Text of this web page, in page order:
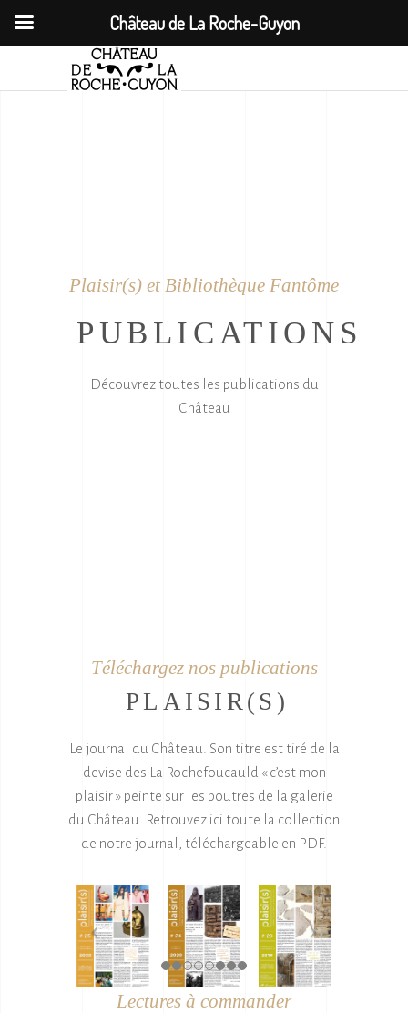
Plaisir(s) et Bibliothèque Fantôme
PUBLICATIONS
Découvrez toutes les publications du
Château
Téléchargez nos publications
PLAISIR(S)
Le journal du Château. Son titre est tiré de la
devise des La Rochefoucauld « c’est mon
plaisir » peinte sur les poutres de la galerie
du Château.
Retrouvez ici toute la collection
de notre journal, téléchargeable en PDF.
Lectures à commander
Château de La Roche-Guyon